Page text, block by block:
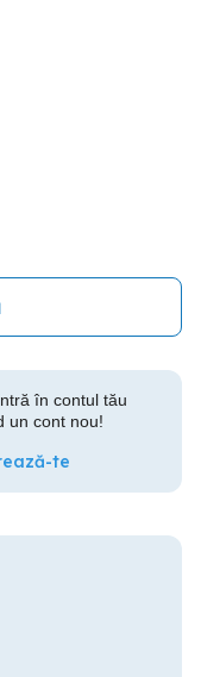
în contul tău
un cont nou!
te